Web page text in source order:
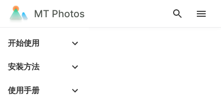
MT Photos
开始使用
安装方法
使用手册